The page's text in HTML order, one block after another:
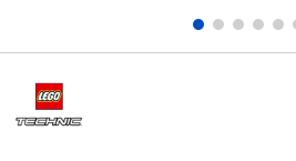
戶外及運動用品